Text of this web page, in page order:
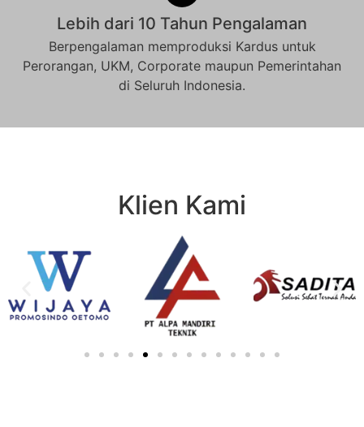
Lebih dari 10 Tahun Pengalaman
Berpengalaman memproduksi Kardus untuk
Perorangan, UKM, Corporate maupun Pemerintahan
di Seluruh Indonesia.
Klien Kami